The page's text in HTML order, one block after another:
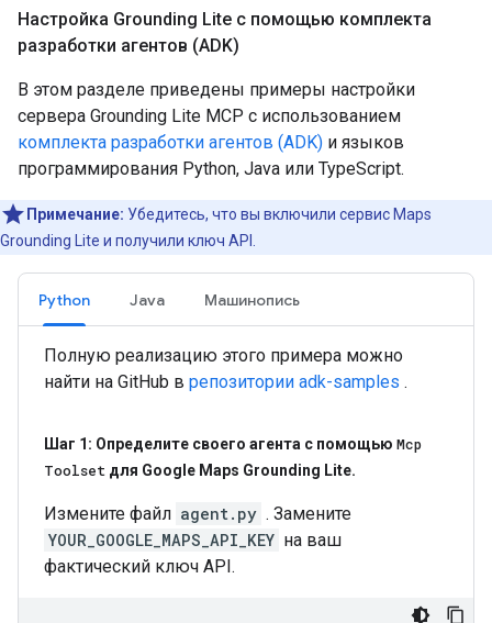
Настройка Grounding Lite с помощью комплекта
разработки агентов (ADK)
В этом разделе приведены примеры настройки
сервера Grounding Lite MCP с использованием
комплекта разработки агентов (ADK) и языков
программирования Python, Java или TypeScript.
Примечание: Убедитесь, что вы включили сервис Maps
Grounding Lite и получили ключ API.
Python Java Машинопись
Полную реализацию этого примера можно
найти на GitHub в репозитории adk-samples .
Шаг 1: Определите своего агента с помощью Mcp
Toolset для Google Maps Grounding Lite.
Измените файл agent.py . Замените
YOUR_GOOGLE_MAPS_API_KEY на ваш
фактический ключ API.